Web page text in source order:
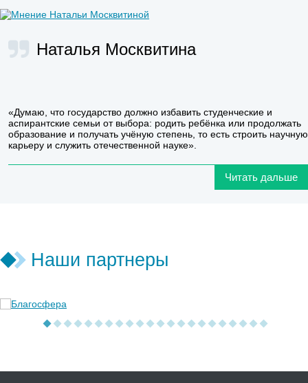
Наталья Москвитина
«Думаю, что государство должно избавить студенческие и
аспирантские семьи от выбора: родить ребёнка или продолжать
образование и получать учёную степень, то есть строить научную
карьеру и служить отечественной науке».
Читать дальше
Наши партнеры